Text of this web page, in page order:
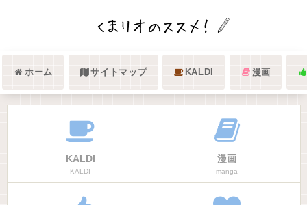
ホーム サイトマップ KALDI 漫画
KALDI
KALDI
漫画
manga